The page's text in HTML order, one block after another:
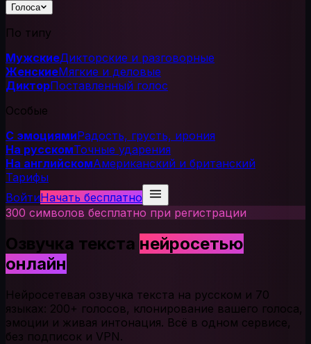
Голоса
По типу
МужскиеДикторские и разговорные
ЖенскиеМягкие и деловые
ДикторПоставленный голос
Особые
С эмоциямиРадость, грусть, ирония
На русскомТочные ударения
На английскомАмериканский и британский
Тарифы
ВойтиНачать бесплатно
300 символов бесплатно при регистрации
Озвучка текста нейросетью
онлайн
Нейросетевая озвучка текста на русском и 70
языках: 200+ голосов, клонирование вашего голоса,
эмоции и живая интонация. Всё в одном сервисе,
без подписок и VPN.